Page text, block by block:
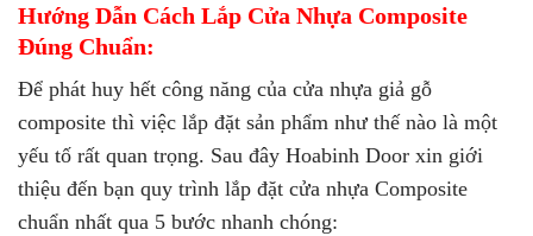
Hướng Dẫn Cách Lắp Cửa Nhựa Composite
Đúng Chuẩn:
Để phát huy hết công năng của cửa nhựa giả gỗ
composite thì việc lắp đặt sản phẩm như thế nào là một
yếu tố rất quan trọng. Sau đây Hoabinh Door xin giới
thiệu đến bạn quy trình lắp đặt cửa nhựa Composite
chuẩn nhất qua 5 bước nhanh chóng: